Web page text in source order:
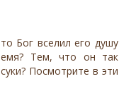
Бог вселил его душу
Тем, что он так
Посмотрите в эти